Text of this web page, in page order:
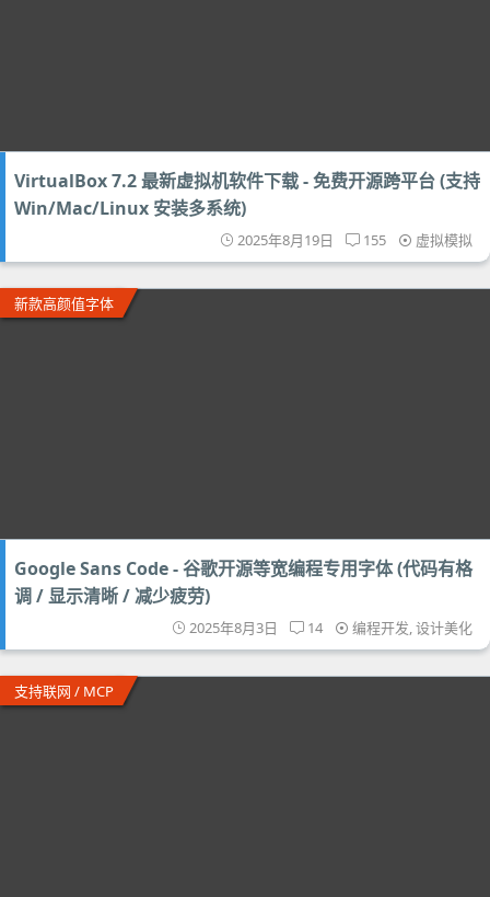
VirtualBox 7.2 最新虚拟机软件下载 - 免费开源跨平台 (支持
Win/Mac/Linux 安装多系统)
2025年8月19日 155 虚拟模拟
新款高颜值字体
Google Sans Code - 谷歌开源等宽编程专用字体 (代码有格
调 / 显示清晰 / 减少疲劳)
2025年8月3日 14 编程开发,设计美化
支持联网 / MCP